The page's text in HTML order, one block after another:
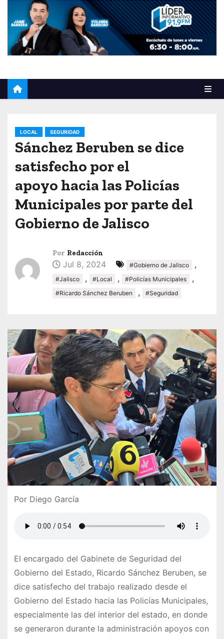
LOCAL SEGURIDAD
Sánchez Beruben se dice
satisfecho por el
apoyo hacia las Policías
Municipales por parte del
Gobierno de Jalisco
Por Redacción
Jul 8, 2024 #Gobierno de Jalisco ,
#Jalisco , #Local , #Policías Municipales ,
#Ricardo Sánchez Beruben , #Seguridad
Por Diego García
El encargado del Gabinete de Seguridad del
Gobierno del Estado, Ricardo Sánchez Beruben, se
dice satisfecho del trabajo realizado desde el
Gobierno del Estado hacia las Policías Municipales,
especialmente las del interior del estado, en donde
se generaron durante la administración apoyos con